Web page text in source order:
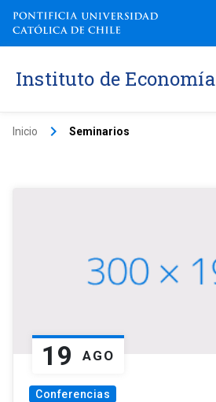
Instituto de Economía
Inicio keyboard_arrow_right Seminarios
19 AGO
Conferencias